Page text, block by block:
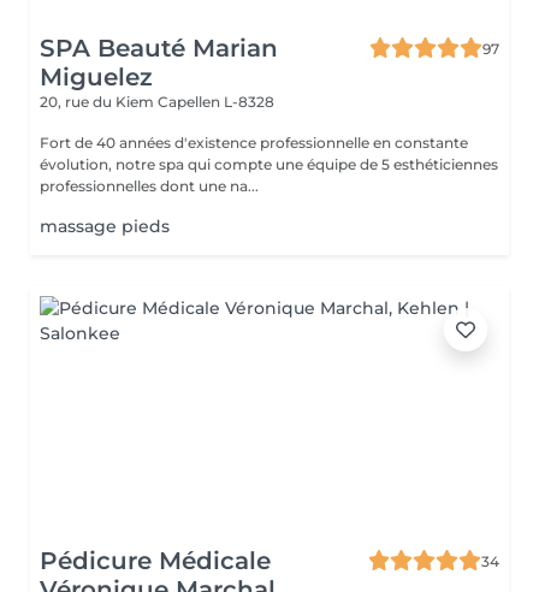
SPA Beauté Marian
Miguelez
97
20, rue du Kiem Capellen L-8328
Fort de 40 années d'existence professionnelle en constante
évolution, notre spa qui compte une équipe de 5 esthéticiennes
professionnelles dont une na...
massage pieds
Pédicure Médicale
34